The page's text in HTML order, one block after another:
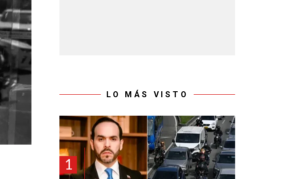
LO MÁS VISTO
1